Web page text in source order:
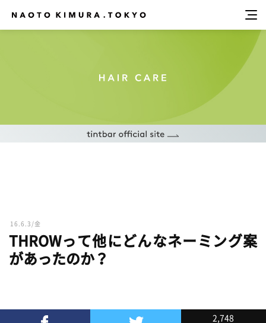
16.6.3/金
THROWって他にどんなネーミング案
があったのか？
2,748